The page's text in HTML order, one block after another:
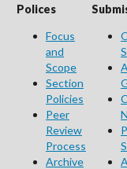
Polices
Focus
and
Scope
Section
Policies
Peer
Review
Process
Archive